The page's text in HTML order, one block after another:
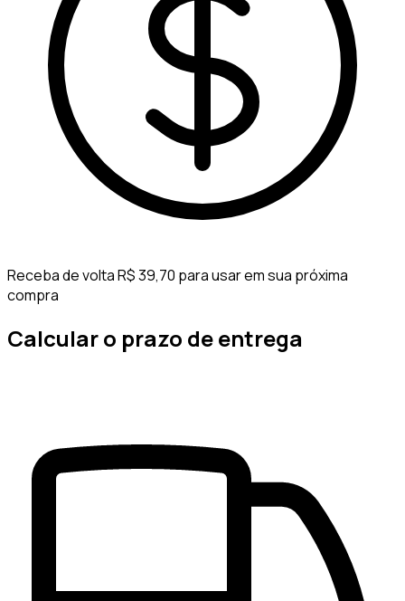
Receba de volta R$ 39,70 para usar em sua próxima
compra
Calcular o prazo de entrega